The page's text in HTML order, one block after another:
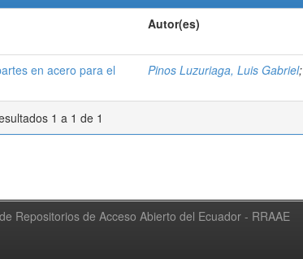
Autor(es)
en acero para el
Pinos Luzuriaga, Luis Gabriel;
1 a 1 de 1
Repositorios de Acceso Abierto del Ecuador - RRAAE